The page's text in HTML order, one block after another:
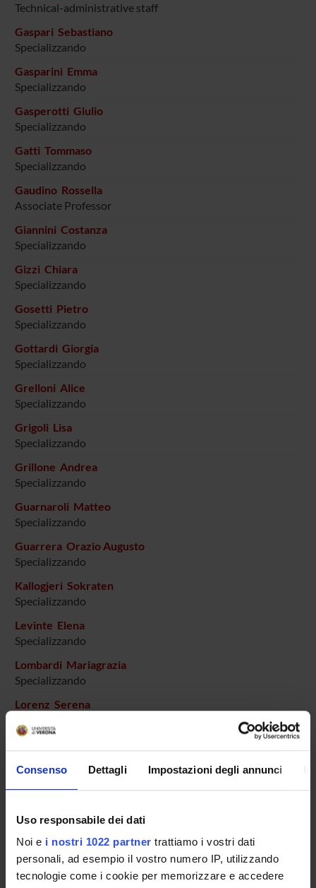
Consenso Dettagli Impostazioni degli annunci
Uso responsabile dei dati
Noi e i nostri 1022 partner trattiamo i vostri dati
personali, ad esempio il vostro numero IP, utilizzando
tecnologie come i cookie per memorizzare e accedere
Technical-administrative staff
Gaspari Sebastiano
Specializzando
Gasparini Emma
Specializzando
Gasperotti Giulio
Specializzando
Gatti Tommaso
Specializzando
Gaudino Rossella
Associate Professor
Giannini Costanza
Specializzando
Gizzi Chiara
Specializzando
Gosetti Pietro
Specializzando
Gottardi Giorgia
Specializzando
Grelloni Alice
Specializzando
Grigoli Lisa
Specializzando
Grillone Andrea
Specializzando
Guarnaroli Matteo
Specializzando
Guarrera Orazio Augusto
Specializzando
Kallogjeri Sokraten
Specializzando
Levinte Elena
Specializzando
Lombardi Mariagrazia
Specializzando
Lorenz Serena
Lutterotti Martina
Specializzando
Maluta Nicole
Marchiotto Carolina
Specializzando
Marini Giulia
Specializzando